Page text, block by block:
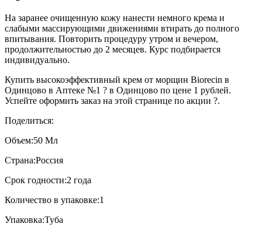
На заранее очищенную кожу нанести немного крема и
слабыми массирующими движениями втирать до полного
впитывания. Повторить процедуру утром и вечером,
продолжительностью до 2 месяцев. Курс подбирается
индивидуально.
Купить высокоэффективный крем от морщин Biorecin в
Одинцово в Аптеке №1 ? в Одинцово по цене 1 рублей.
Успейте оформить заказ на этой странице по акции ?.
Поделиться:
Объем:50 Мл
Страна:Россия
Срок годности:2 года
Количество в упаковке:1
Упаковка:Туба